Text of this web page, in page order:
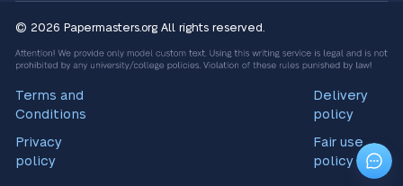
© 2026 Papermasters.org All rights reserved.
Terms and
Conditions
Privacy
policy
Delivery
policy
Fair use
policy